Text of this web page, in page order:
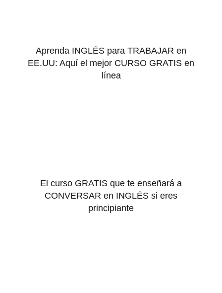
Aprenda INGLÉS para TRABAJAR en
EE.UU: Aquí el mejor CURSO GRATIS en
línea
El curso GRATIS que te enseñará a
CONVERSAR en INGLÉS si eres
principiante